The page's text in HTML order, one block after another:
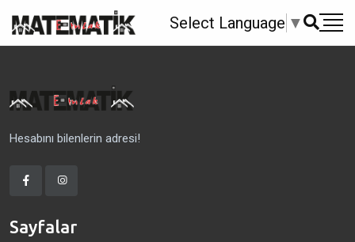
Select Language ▼
Hesabını bilenlerin adresi!
Sayfalar